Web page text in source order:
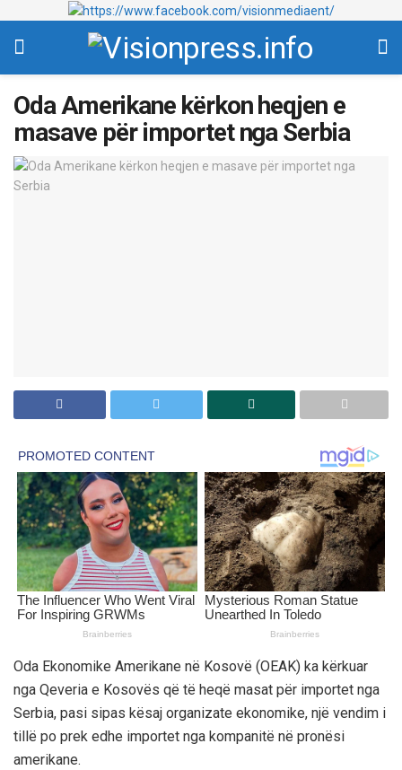
Oda Amerikane kërkon heqjen e
masave për importet nga Serbia
Oda Ekonomike Amerikane në Kosovë (OEAK) ka kërkuar
nga Qeveria e Kosovës që të heqë masat për importet nga
Serbia, pasi sipas kësaj organizate ekonomike, një vendim i
tillë po prek edhe importet nga kompanitë në pronësi
amerikane.